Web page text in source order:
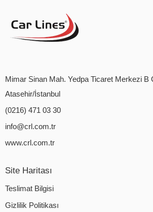
Mimar Sinan Mah. Yedpa Ticaret Merkezi B
Atasehir/İstanbul
(0216) 471 03 30
info@crl.com.tr
www.crl.com.tr
Site Haritası
Teslimat Bilgisi
Gizlilik Politikası